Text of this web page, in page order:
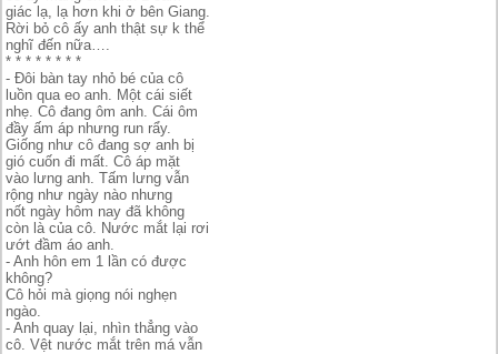
giác lạ, lạ hơn khi ở bên Giang.
Rời bỏ cô ấy anh thật sự k thể
nghĩ đến nữa….
* * * * * * * *
- Đôi bàn tay nhỏ bé của cô
luồn qua eo anh. Một cái siết
nhẹ. Cô đang ôm anh. Cái ôm
đầy ấm áp nhưng run rẩy.
Giống như cô đang sợ anh bị
gió cuốn đi mất. Cô áp mặt
vào lưng anh. Tấm lưng vẫn
rộng như ngày nào nhưng
nốt ngày hôm nay đã không
còn là của cô. Nước mắt lại rơi
ướt đầm áo anh.
- Anh hôn em 1 lần có được
không?
Cô hỏi mà giọng nói nghẹn
ngào.
- Anh quay lại, nhìn thẳng vào
cô. Vệt nước mắt trên má vẫn